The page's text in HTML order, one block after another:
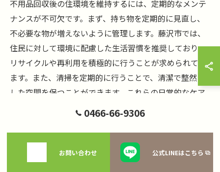
不用品回収後の住環境を維持するには、定期的なメンテ
ナンスが不可欠です。まず、持ち物を定期的に見直し、
不必要な物が増えないように管理します。藤沢市では、
住民に対して環境に配慮した生活習慣を推奨しており、
リサイクルや再利用を積極的に行うことが求められてい
ます。また、清掃を定期的に行うことで、清潔で整然と
した空間を保つことができます。これらの日常的なケア
が、長期的に快適な住環境を維持するための鍵となりま
高める大きな要因となるでしょう。
0466-66-9306
お問い合わせ 公式LINEはこちら